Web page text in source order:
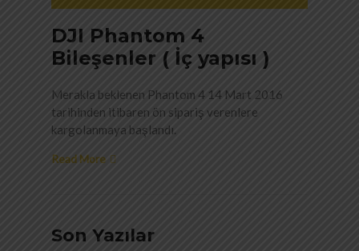
DJI Phantom 4
Bileşenler ( İç yapısı )
Merakla beklenen Phantom 4 14 Mart 2016
tarihinden itibaren ön sipariş verenlere
kargolanmaya başlandı.
Read More
Son Yazılar